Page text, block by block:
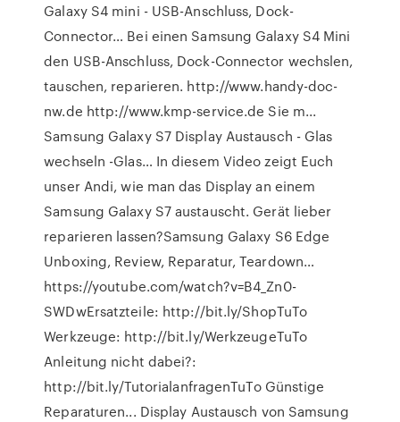
Galaxy S4 mini - USB-Anschluss, Dock-
Connector… Bei einen Samsung Galaxy S4 Mini
den USB-Anschluss, Dock-Connector wechslen,
tauschen, reparieren. http://www.handy-doc-
nw.de http://www.kmp-service.de Sie m...
Samsung Galaxy S7 Display Austausch - Glas
wechseln -Glas… In diesem Video zeigt Euch
unser Andi, wie man das Display an einem
Samsung Galaxy S7 austauscht. Gerät lieber
reparieren lassen?Samsung Galaxy S6 Edge
Unboxing, Review, Reparatur, Teardown…
https://youtube.com/watch?v=B4_Zn0-
SWDwErsatzteile: http://bit.ly/ShopTuTo
Werkzeuge: http://bit.ly/WerkzeugeTuTo
Anleitung nicht dabei?:
http://bit.ly/TutorialanfragenTuTo Günstige
Reparaturen... Display Austausch von Samsung